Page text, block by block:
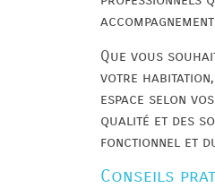
Que vous
votre
espace selon
qualité et des
fonctionnel et
Conseils